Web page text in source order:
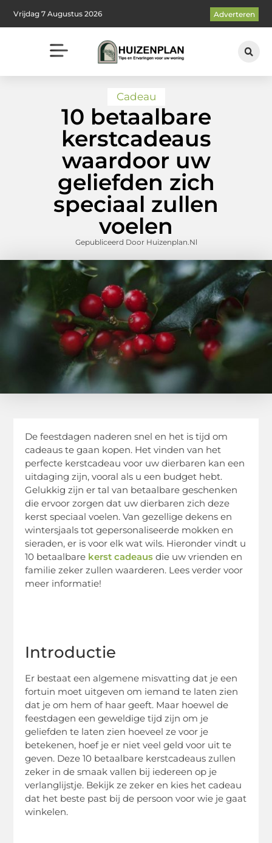
Vrijdag 7 Augustus 2026 Adverteren
Cadeau
10 betaalbare
kerstcadeaus
waardoor uw
geliefden zich
speciaal zullen
voelen
Gepubliceerd Door Huizenplan.nl
De feestdagen naderen snel en het is tijd om
cadeaus te gaan kopen. Het vinden van het
perfecte kerstcadeau voor uw dierbaren kan een
uitdaging zijn, vooral als u een budget hebt.
Gelukkig zijn er tal van betaalbare geschenken
die ervoor zorgen dat uw dierbaren zich deze
kerst speciaal voelen. Van gezellige dekens en
wintersjaals tot gepersonaliseerde mokken en
sieraden, er is voor elk wat wils. Hieronder vindt u
10 betaalbare kerst cadeaus die uw vrienden en
familie zeker zullen waarderen. Lees verder voor
meer informatie!
Introductie
Er bestaat een algemene misvatting dat je een
fortuin moet uitgeven om iemand te laten zien
dat je om hem of haar geeft. Maar hoewel de
feestdagen een geweldige tijd zijn om je
geliefden te laten zien hoeveel ze voor je
betekenen, hoef je er niet veel geld voor uit te
geven. Deze 10 betaalbare kerstcadeaus zullen
zeker in de smaak vallen bij iedereen op je
verlanglijstje. Bekijk ze zeker en kies het cadeau
dat het beste past bij de persoon voor wie je gaat
winkelen.